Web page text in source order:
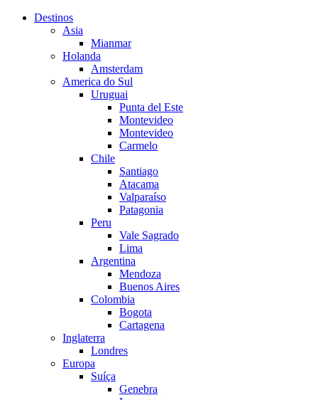
Destinos
Asia
Mianmar
Holanda
Amsterdam
America do Sul
Uruguai
Punta del Este
Montevideo
Montevideo
Carmelo
Chile
Santiago
Atacama
Valparaíso
Patagonia
Peru
Vale Sagrado
Lima
Argentina
Mendoza
Buenos Aires
Colombia
Bogota
Cartagena
Inglaterra
Londres
Europa
Suíça
Genebra